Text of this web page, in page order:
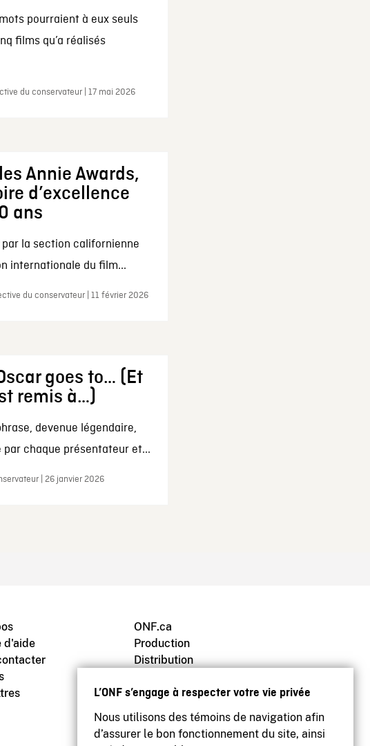
L’ONF s’engage à respecter votre vie privée
Nous utilisons des témoins de navigation afin
d’assurer le bon fonctionnement du site, ainsi
pourraient à eux seuls
films qu’a réalisés
du conservateur | 17 mai 2026
les Annie Awards,
d’excellence
ans
par la section californienne
internationale du film...
du conservateur | 11 février 2026
goes to… (Et
remis à…)
devenue légendaire,
par chaque présentateur et...
| 26 janvier 2026
d'aide
ONF.ca
Production
Distribution
Archives